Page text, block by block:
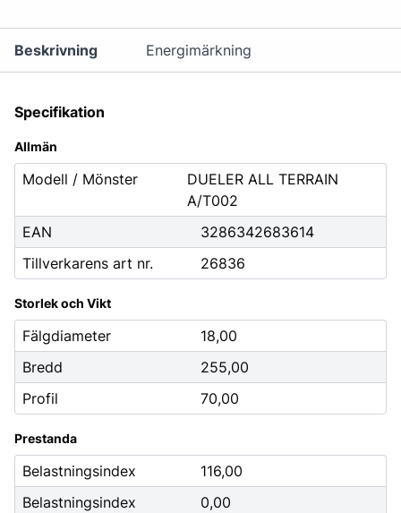
Beskrivning Energimärkning
Specifikation
Allmän
Modell / Mönster
DUELER ALL TERRAIN
A/T002
EAN
3286342683614
Tillverkarens art nr.
26836
Storlek och Vikt
Fälgdiameter
18,00
Bredd
255,00
Profil
70,00
Prestanda
Belastningsindex
116,00
Belastningsindex
0,00